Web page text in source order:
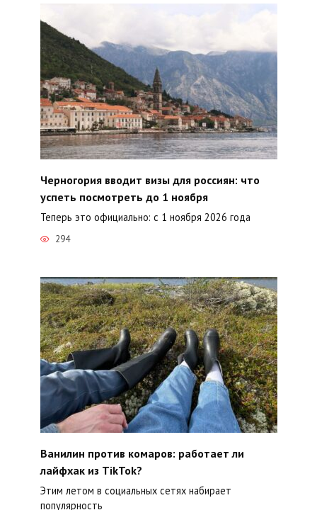
Черногория вводит визы для россиян: что
успеть посмотреть до 1 ноября
Теперь это официально: с 1 ноября 2026 года
294
Ванилин против комаров: работает ли
лайфхак из TikTok?
Этим летом в социальных сетях набирает
популярность